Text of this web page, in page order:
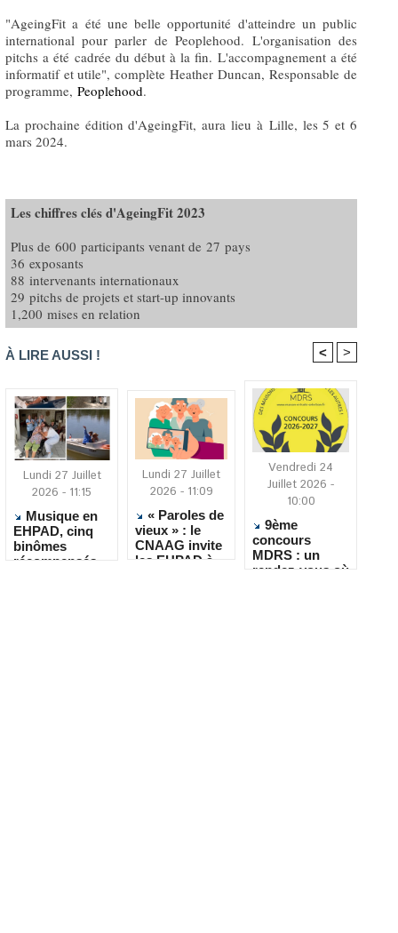
"AgeingFit a été une belle opportunité d'atteindre un public
international pour parler de Peoplehood. L'organisation des
pitchs a été cadrée du début à la fin. L'accompagnement a été
informatif et utile", complète Heather Duncan, Responsable de
programme, Peoplehood.
La prochaine édition d'AgeingFit, aura lieu à Lille, les 5 et 6
mars 2024.
Les chiffres clés d'AgeingFit 2023
Plus de 600 participants venant de 27 pays
36 exposants
88 intervenants internationaux
29 pitchs de projets et start-up innovants
1,200 mises en relation
À LIRE AUSSI ! < >
Lundi 27 Juillet
2026 - 11:15
Musique en
EHPAD, cinq
binômes
récompensés
Lundi 27 Juillet
2026 - 11:09
« Paroles de
vieux » : le
CNAAG invite
les EHPAD à
Vendredi 24
Juillet 2026 -
10:00
9ème
concours
MDRS : un
rendez-vous où